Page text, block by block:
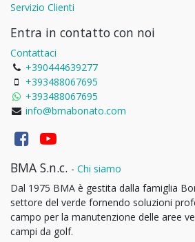
Servizio Clienti
Entra in contatto con noi
Contattaci
+390444639277
+393488067695
+393488067695
info@bmabonato.com
BMA S.n.c. - Chi siamo
Dal 1975 BMA è gestita dalla famiglia
settore del verde fornendo soluzioni
campo per la manutenzione delle aree
campi da golf.